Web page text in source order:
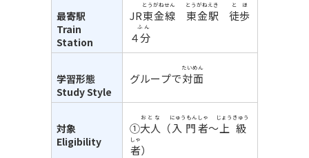
最寄駅
Train
Station
JR東金線
とうがねせん
東金
とうがね
駅
えき
徒歩
とほ
４分
ふん
学習形態
Study Style
グループで対面
たいめん
対象
Eligibility
①大人
おとな
（入門
にゅうもん
者
しゃ
～ 上級
じょうきゅう
者
しゃ
）